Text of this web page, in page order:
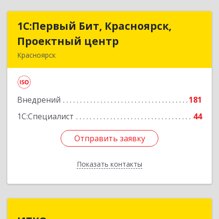
1С:Первый Бит, Красноярск,
Проектный центр
Красноярск
Внедрений
181
1С:Специалист
44
Отправить заявку
Показать контакты
1С:Первый Бит, Красноярск,
Проектный центр
Подробнее
Отправить заявку
Назад